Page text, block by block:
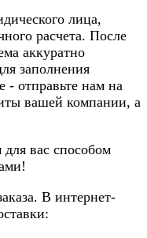
лица,
расчета. После
аккуратно
заполнения
отправьте нам на
вашей компании, а
вас способом
В интернет-